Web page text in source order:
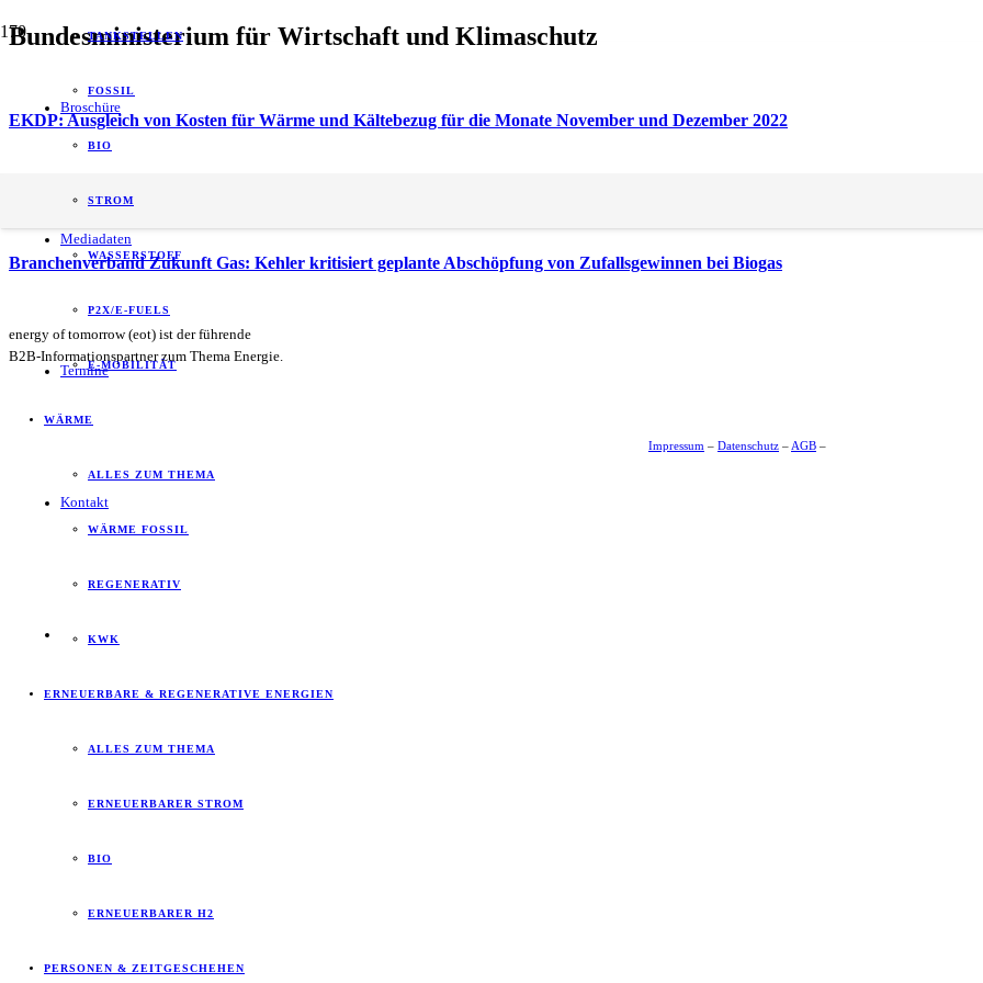
Broschüre
Mediadaten
Termine
Kontakt
TANKSTELLEN
FOSSIL
BIO
STROM
WASSERSTOFF
P2X/E-FUELS
E-MOBILITÄT
WÄRME
ALLES ZUM THEMA
WÄRME FOSSIL
REGENERATIV
KWK
ERNEUERBARE & REGENERATIVE ENERGIEN
ALLES ZUM THEMA
ERNEUERBARER STROM
BIO
ERNEUERBARER H2
PERSONEN & ZEITGESCHEHEN
Bundesministerium für Wirtschaft und Klimaschutz
EKDP: Ausgleich von Kosten für Wärme und Kältebezug für die Monate November und Dezember 2022
Branchenverband Zukunft Gas: Kehler kritisiert geplante Abschöpfung von Zufallsgewinnen bei Biogas
energy of tomorrow (eot) ist der führende
B2B-Informationspartner zum Thema Energie.
Impressum – Datenschutz – AGB –